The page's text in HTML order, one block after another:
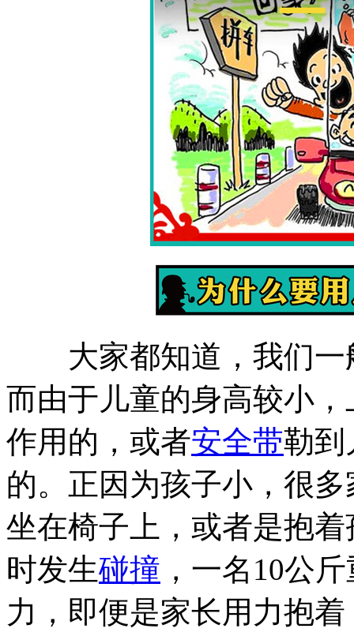
大家都知道，我们一
而由于儿童的身高较小
作用的，或者安全带勒到
的。正因为孩子小，很
坐在椅子上，或者是抱
时发生碰撞 ，一名10公
力，即便是家长用力抱